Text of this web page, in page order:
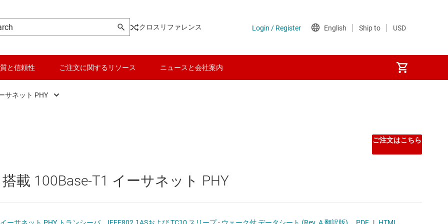
クロスリファレンス
と信頼性 ご注文に関するリソース ニュースと会社案内
マイコン (MCU) / プロセッサ
タル I/O システム ベース チップ (SBC)
サネット PHY
載 100Base-T1 イーサネット PHY
ご注文はこちら